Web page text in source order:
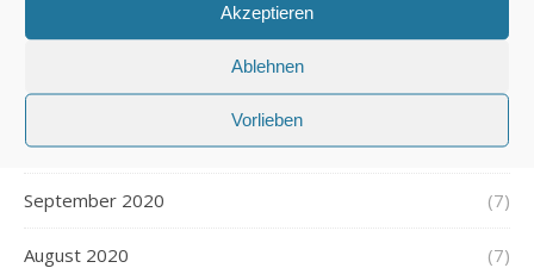
Akzeptieren
Ablehnen
Vorlieben
Dezember 2020 (7)
November 2020 (9)
Oktober 2020 (9)
September 2020 (7)
August 2020 (7)